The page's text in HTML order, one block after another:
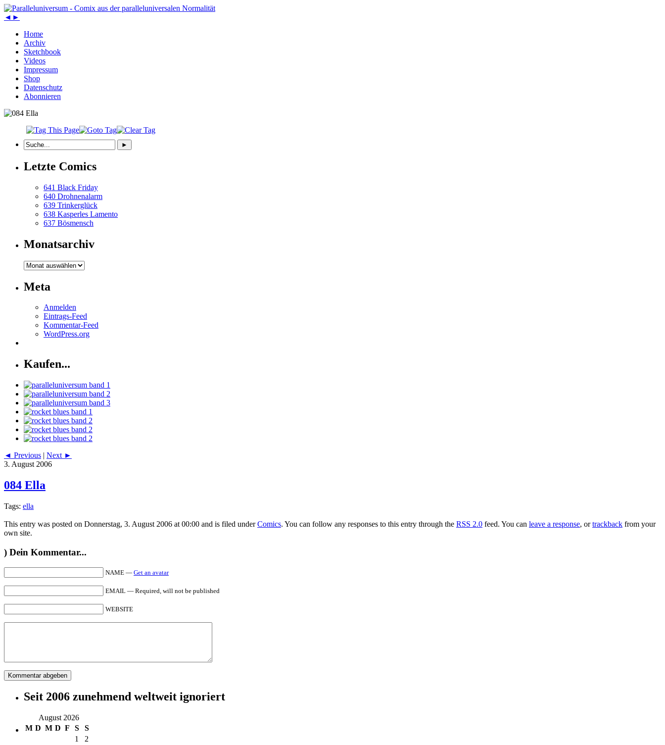
◄ ►
Home
Archiv
Sketchbook
Videos
Impressum
Shop
Datenschutz
Abonnieren
Letzte Comics
641 Black Friday
640 Drohnenalarm
639 Trinkerglück
638 Kasperles Lamento
637 Bösmensch
Monatsarchiv
Monatsarchiv
Meta
Anmelden
Eintrags-Feed
Kommentar-Feed
WordPress.org
Kaufen...
◄ Previous | Next ►
3. August 2006
084 Ella
Tags: ella
This entry was posted on Donnerstag, 3. August 2006 at 00:00 and is filed underComics. You can follow any responses to this entry through the RSS 2.0 feed. You can leave a response, ortrackback from your
own site.
) Dein Kommentar...
NAME — Get an avatar
EMAIL — Required, will not be published
WEBSITE
Seit 2006 zunehmend weltweit ignoriert
August 2026
M D M D F S
S
1
2